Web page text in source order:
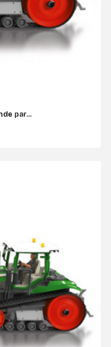
par...